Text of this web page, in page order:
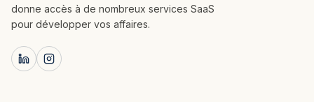
donne accès à de nombreux services SaaS
pour développer vos affaires.